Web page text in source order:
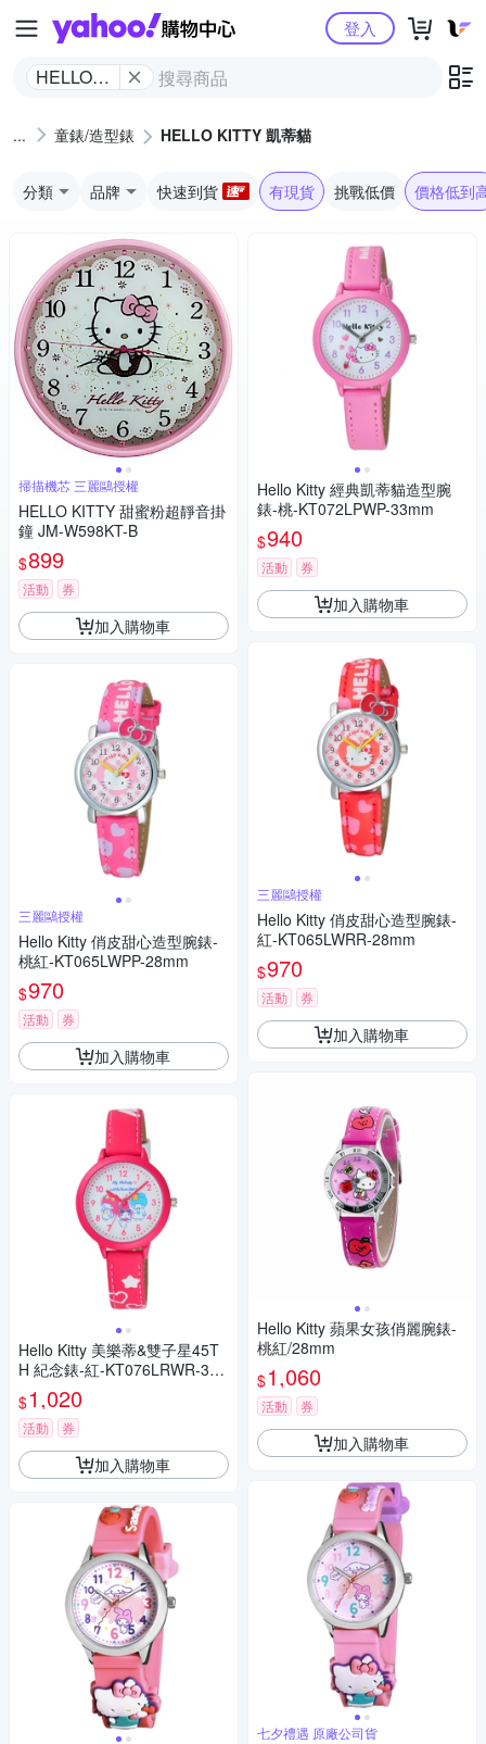
Yahoo購物中心
HELLO
蒂貓
登入
童錶/造型錶 HELLO KITTY 凱蒂貓
分類 品牌 快速到貨 有現貨 挑戰低價 價格低到
掃描機芯 三麗鷗授權
HELLO KITTY 甜蜜粉超靜音掛
鐘 JM-W598KT-B
$899
活動 券
加入購物車
三麗鷗授權
Hello Kitty 俏皮甜心造型腕錶-
桃紅-KT065LWPP-28mm
$970
活動 券
加入購物車
Hello Kitty 美樂蒂&雙子星45T
H 紀念錶-紅-KT076LRWR-32
mm
$1,020
活動 券
加入購物車
Hello Kitty 經典凱蒂貓造型腕
錶-桃-KT072LPWP-33mm
$940
活動 券
加入購物車
三麗鷗授權
Hello Kitty 俏皮甜心造型腕錶-
紅-KT065LWRR-28mm
$970
活動 券
加入購物車
Hello Kitty 蘋果女孩俏麗腕錶-
桃紅/28mm
$1,060
活動 券
加入購物車
七夕禮遇 原廠公司貨